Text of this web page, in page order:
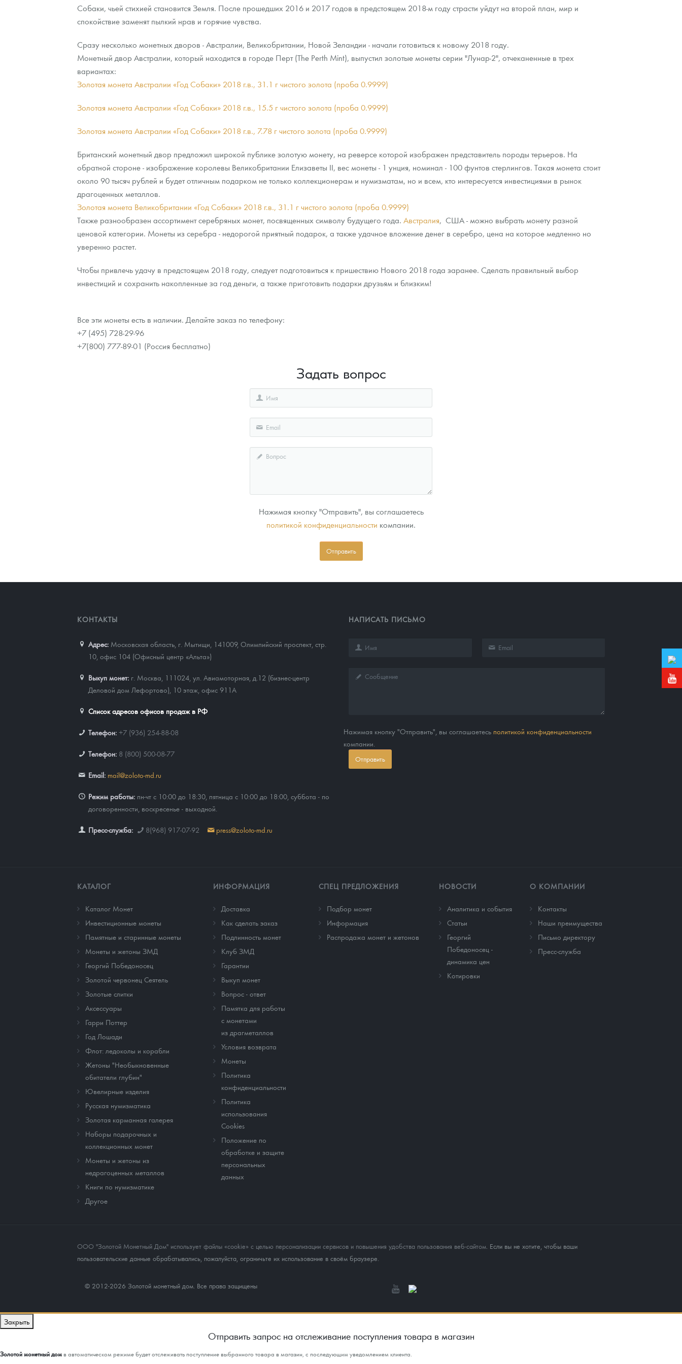
Золотой червонец Сеятель
Золотые слитки
Гарри Поттер
Год Лошади
Флот: ледоколы и корабли
Жетоны "Необыкновенные обитатели глубин"
Ювелирные изделия
Русская нумизматика
Золотая карманная галерея
Наборы подарочных и коллекционных монет
Монеты и жетоны из недрагоценных металлов
Книги по нумизматике
Выкуп монет
Выкуп серебряных монет
Вопрос - ответ
Условия возврата
Монеты
Политика конфиденциальности
Политика использования Cookies
Положение по обработке и защите персональных данных
Распродажа монет и жетонов
Итоги 2025 года. Прогноз курсов золота, серебра, платины на 2026 год
Cтатьи
Георгий Победоносец - динамика цен
Курс золота и серебра
Лом выкуп
Контакты
О нас
Письмо директору
Пресс-служба
Собаки, чьей стихией становится Земля. После прошедших 2016 и 2017 годов в предстоящем 2018-м году страсти уйдут на второй план, мир и
спокойствие заменят пылкий нрав и горячие чувства.
Сразу несколько монетных дворов - Австралии, Великобритании, Новой Зеландии - начали готовиться к новому 2018 году.
Монетный двор Австралии, который находится в городе Перт (The Perth Mint), выпустил золотые монеты серии "Лунар-2", отчеканенные в трех
вариантах:
Золотая монета Австралии «Год Собаки» 2018 г.в., 31.1 г чистого золота (проба 0.9999)
Золотая монета Австралии «Год Собаки» 2018 г.в., 15.5 г чистого золота (проба 0.9999)
Золотая монета Австралии «Год Собаки» 2018 г.в., 7.78 г чистого золота (проба 0.9999)
Британский монетный двор предложил широкой публике золотую монету, на реверсе которой изображен представитель породы терьеров. На
обратной стороне - изображение королевы Великобритании Елизаветы II, вес монеты - 1 унция, номинал - 100 фунтов стерлингов. Такая монета стоит
около 90 тысяч рублей и будет отличным подарком не только коллекционерам и нумизматам, но и всем, кто интересуется инвестициями в рынок
драгоценных металлов.
Золотая монета Великобритании «Год Собаки» 2018 г.в., 31.1 г чистого золота (проба 0.9999)
Также разнообразен ассортимент серебряных монет, посвященных символу будущего года. Австралия, США - можно выбрать монету разной
ценовой категории. Монеты из серебра - недорогой приятный подарок, а также удачное вложение денег в серебро, цена на которое медленно но
уверенно растет.
Чтобы привлечь удачу в предстоящем 2018 году, следует подготовиться к пришествию Нового 2018 года заранее. Сделать правильный выбор
инвестиций и сохранить накопленные за год деньги, а также приготовить подарки друзьям и близким!
Все эти монеты есть в наличии. Делайте заказ по телефону:
+7 (495) 728-29-96
+7(800) 777-89-01 (Россия бесплатно)
Задать вопрос
Нажимая кнопку "Отправить", вы соглашаетесь
политикой конфиденциальности компании.
Отправить
КОНТАКТЫ
Адрес: Московская область, г. Мытищи, 141009, Олимпийский проспект, стр.
10, офис 104 (Офисный центр «Альта»)
Выкуп монет: г. Москва, 111024, ул. Авиамоторная, д.12 (бизнес-центр
Деловой дом Лефортово), 10 этаж, офис 911А
Список адресов офисов продаж в РФ
Телефон: +7 (936) 254-88-08
Телефон: 8 (800) 500-08-77
Email: mail@zoloto-md.ru
Режим работы: пн-чт с 10:00 до 18:30, пятница с 10:00 до 18:00, суббота - по
договоренности, воскресенье - выходной.
Пресс-служба: 8(968) 917-07-92 press@zoloto-md.ru
НАПИСАТЬ ПИСЬМО
Нажимая кнопку "Отправить", вы соглашаетесь политикой конфиденциальности
компании.
Отправить
КАТАЛОГ
Каталог Монет
Инвестиционные монеты
Памятные и старинные монеты
Монеты и жетоны ЗМД
Георгий Победоносец
Золотой червонец Сеятель
Золотые слитки
Аксессуары
Гарри Поттер
Год Лошади
Флот: ледоколы и корабли
Жетоны "Необыкновенные
обитатели глубин"
Ювелирные изделия
Русская нумизматика
Золотая карманная галерея
Наборы подарочных и
коллекционных монет
Монеты и жетоны из
недрагоценных металлов
Книги по нумизматике
Другое
ИНФОРМАЦИЯ
Доставка
Как сделать заказ
Подлинность монет
Клуб ЗМД
Гарантии
Выкуп монет
Вопрос - ответ
Памятка для работы
с монетами
из драгметаллов
Условия возврата
Монеты
Политика
конфиденциальности
Политика
использования
Cookies
Положение по
обработке и защите
персональных
данных
СПЕЦ ПРЕДЛОЖЕНИЯ
Подбор монет
Информация
Распродажа монет и жетонов
НОВОСТИ
Аналитика и события
Cтатьи
Георгий
Победоносец -
динамика цен
Котировки
О КОМПАНИИ
Контакты
Наши преимущества
Письмо директору
Пресс-служба
ООО "Золотой Монетный Дом" использует файлы «cookie» с целью персонализации сервисов и повышения удобства пользования веб-сайтом . Если вы не хотите, чтобы ваши
пользовательские данные обрабатывались, пожалуйста, ограничьте их использование в своём браузере.
© 2012-2026 Золотой монетный дом. Все права защищены
Закрыть
Отправить запрос на отслеживание поступления товара в магазин
Золотой монетный домв автоматическом режиме будет отслеживать поступление выбранного товара в магазин, с последующим уведомлением клиента.